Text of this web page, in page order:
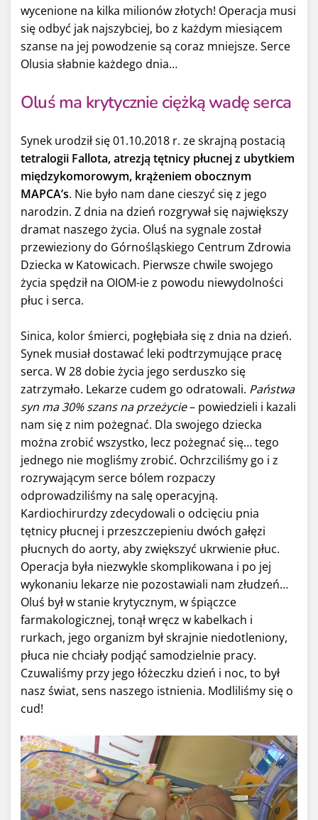
wycenione na kilka milionów złotych! Operacja musi
się odbyć jak najszybciej, bo z każdym miesiącem
szanse na jej powodzenie są coraz mniejsze. Serce
Olusia słabnie każdego dnia…
Oluś ma krytycznie ciężką wadę serca
Synek urodził się 01.10.2018 r. ze skrajną postacią
tetralogii Fallota, atrezją tętnicy płucnej z ubytkiem
międzykomorowym, krążeniem obocznym
MAPCA’s. Nie było nam dane cieszyć się z jego
narodzin. Z dnia na dzień rozgrywał się największy
dramat naszego życia. Oluś na sygnale został
przewieziony do Górnośląskiego Centrum Zdrowia
Dziecka w Katowicach. Pierwsze chwile swojego
życia spędził na OIOM-ie z powodu niewydolności
płuc i serca.
Sinica, kolor śmierci, pogłębiała się z dnia na dzień.
Synek musiał dostawać leki podtrzymujące pracę
serca. W 28 dobie życia jego serduszko się
zatrzymało. Lekarze cudem go odratowali. Państwa
syn ma 30% szans na przeżycie– powiedzieli i kazali
nam się z nim pożegnać. Dla swojego dziecka
można zrobić wszystko, lecz pożegnać się… tego
jednego nie mogliśmy zrobić. Ochrzciliśmy go i z
rozrywającym serce bólem rozpaczy
odprowadziliśmy na salę operacyjną.
Kardiochirurdzy zdecydowali o odcięciu pnia
tętnicy płucnej i przeszczepieniu dwóch gałęzi
płucnych do aorty, aby zwiększyć ukrwienie płuc.
Operacja była niezwykle skomplikowana i po jej
wykonaniu lekarze nie pozostawiali nam złudzeń…
Oluś był w stanie krytycznym, w śpiączce
farmakologicznej, tonął wręcz w kabelkach i
rurkach, jego organizm był skrajnie niedotleniony,
płuca nie chciały podjąć samodzielnie pracy.
Czuwaliśmy przy jego łóżeczku dzień i noc, to był
nasz świat, sens naszego istnienia. Modliliśmy się o
cud!